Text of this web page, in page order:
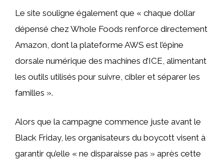
Le site souligne également que « chaque dollar
dépensé chez Whole Foods renforce directement
Amazon, dont la plateforme AWS est l’épine
dorsale numérique des machines d’ICE, alimentant
les outils utilisés pour suivre, cibler et séparer les
familles ».
Alors que la campagne commence juste avant le
Black Friday, les organisateurs du boycott visent à
garantir qu’elle « ne disparaisse pas » après cette